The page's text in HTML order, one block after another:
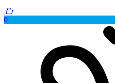
0